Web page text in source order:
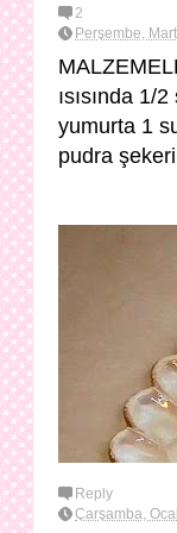
2
Perşembe,
ısısında 1/
yumurta 1
pudra
Reply
Çarşamba,